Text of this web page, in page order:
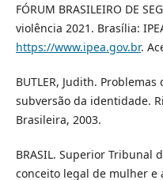
FÓRUM BRASILEIRO DE
violência 2021. Brasília:
https://www.ipea.gov.br.
BUTLER, Judith.
subversão da identidade.
Brasileira, 2003.
BRASIL. Superior Tribunal
conceito legal de mulher e